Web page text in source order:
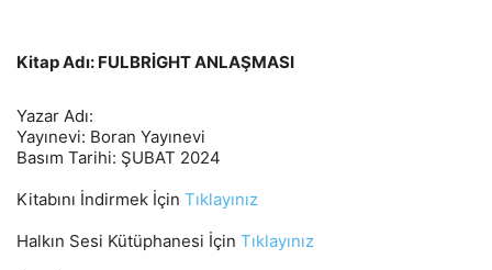
Kitap Adı: FULBRİGHT ANLAŞMASI
Yazar Adı:
Yayınevi: Boran Yayınevi
Basım Tarihi: ŞUBAT 2024
Kitabını İndirmek İçin Tıklayınız
Halkın Sesi Kütüphanesi İçin Tıklayınız